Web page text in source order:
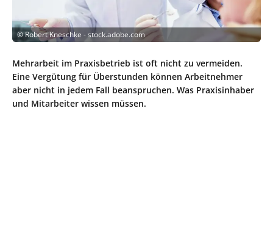
©Robert Kneschke - stock.adobe.com
Mehrarbeit im Praxisbetrieb ist oft nicht zu vermeiden.
Eine Vergütung für Überstunden können Arbeitnehmer
aber nicht in jedem Fall beanspruchen. Was Praxisinhaber
und Mitarbeiter wissen müssen.